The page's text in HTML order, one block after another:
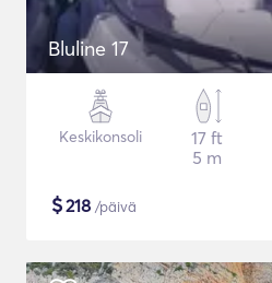
Bluline 17
Keskikonsoli
17 ft
5 m
$218 /päivä